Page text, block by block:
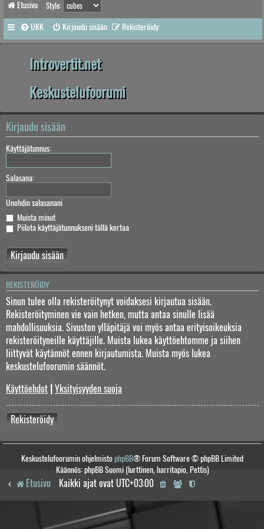
Etusivu Style:
UKK Kirjaudu sisään Rekisteröidy
Introvertit.net
Keskustelufoorumi
Kirjaudu sisään
Käyttäjätunnus:
Salasana:
Unohdin salasanani
Muista minut
Piilota käyttäjätunnukseni tällä kertaa
REKISTERÖIDY
Sinun tulee olla rekisteröitynyt voidaksesi kirjautua sisään.
Rekisteröityminen vie vain hetken, mutta antaa sinulle lisää
mahdollisuuksia. Sivuston ylläpitäjä voi myös antaa erityisoikeuksia
rekisteröityneille käyttäjille. Muista lukea käyttöehtomme ja siihen
liittyvät käytännöt ennen kirjautumista. Muista myös lukea
keskustelufoorumin säännöt.
Käyttöehdot Yksityisyyden suoja
Rekisteröidy
Keskustelufoorumin ohjelmistophpBB® Forum Software © phpBB Limited
Käännös: phpBB Suomi (lurttinen, harritapio, Pettis)
Etusivu Kaikki ajat ovat UTC+03:00